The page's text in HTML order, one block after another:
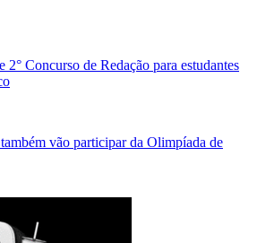
Concurso de Redação para estudantes
vão participar da Olimpíada de